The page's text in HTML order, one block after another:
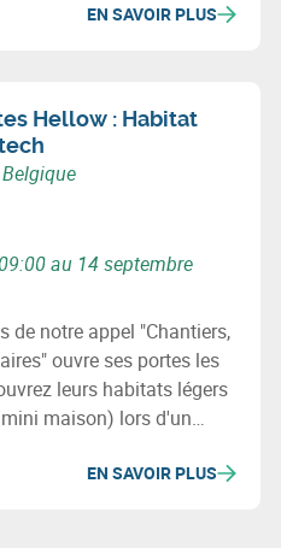
EN SAVOIR PLUS
Hellow : Habitat
au 14 septembre
de notre appel "Chantiers,
ouvre ses portes les
leurs habitats légers
maison) lors d'un
EN SAVOIR PLUS